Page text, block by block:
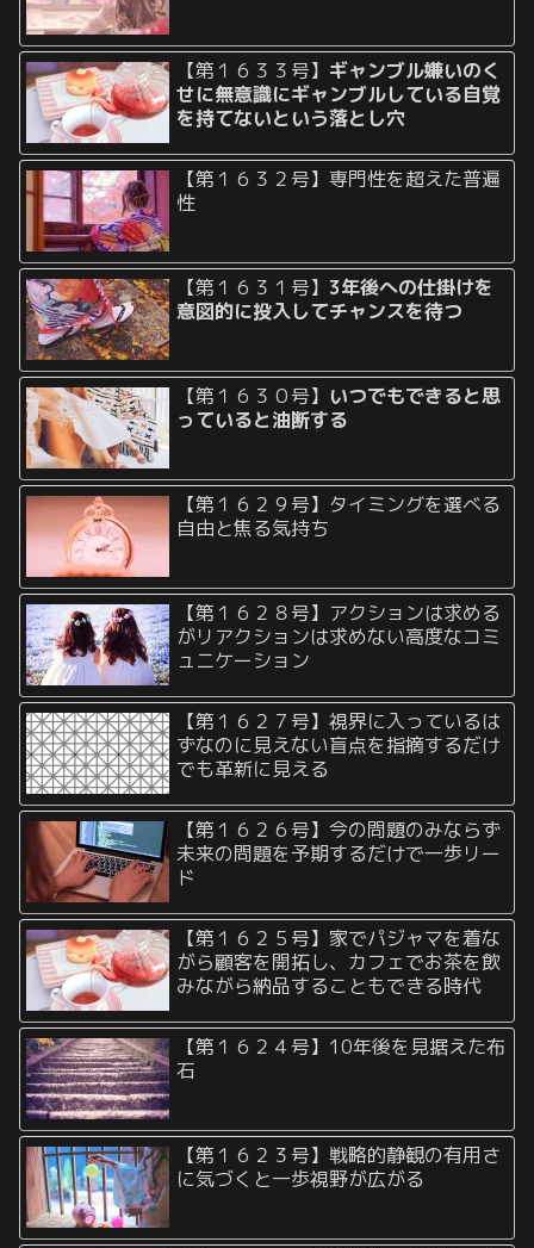
【第１６３３号】 ギャンブル嫌いのく
せに無意識にギャンブルしている自覚
を持てないという落とし穴
【第１６３２号】専門性を超えた普遍
性
【第１６３１号】 3年後への仕掛けを
意図的に投入してチャンスを待つ
【第１６３０号】 いつでもできると思
っていると油断する
【第１６２９号】タイミングを選べる
自由と焦る気持ち
【第１６２８号】アクションは求める
がリアクションは求めない高度なコミ
ュニケーション
【第１６２７号】視界に入っているは
ずなのに見えない盲点を指摘するだけ
でも革新に見える
【第１６２６号】今の問題のみならず
未来の問題を予期するだけで一歩リー
ド
【第１６２５号】家でパジャマを着な
がら顧客を開拓し、カフェでお茶を飲
みながら納品することもできる時代
【第１６２４号】10年後を見据えた布
石
【第１６２３号】戦略的静観の有用さ
に気づくと一歩視野が広がる